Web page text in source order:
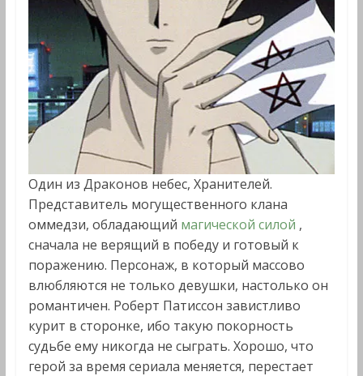
Один из Драконов небес, Хранителей.
Представитель могущественного клана
оммедзи, обладающий магической силой ,
сначала не верящий в победу и готовый к
поражению. Персонаж, в который массово
влюбляются не только девушки, настолько он
романтичен. Роберт Патиссон завистливо
курит в сторонке, ибо такую покорность
судьбе ему никогда не сыграть. Хорошо, что
герой за время сериала меняется, перестает